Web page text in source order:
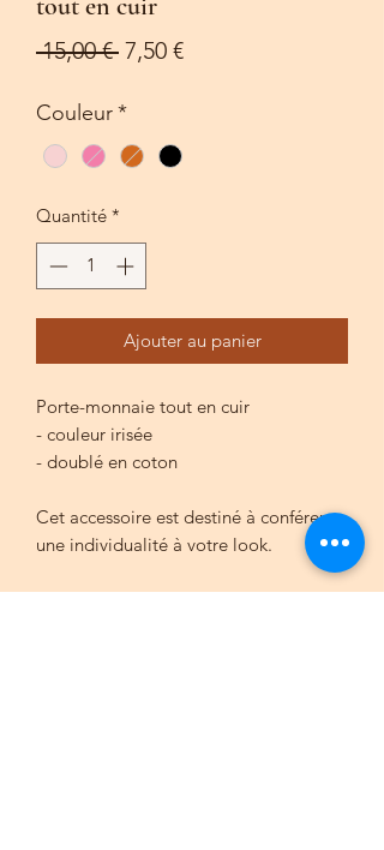
15,00 € Prix
7,50 €Prix
Couleur*
Quantité *
Ajouter au panier
Porte-monnaie tout en cuir
- couleur irisée
- doublé en coton
Cet accessoire est destiné à conférer
une individualité à votre look.
100 % peau de cuir